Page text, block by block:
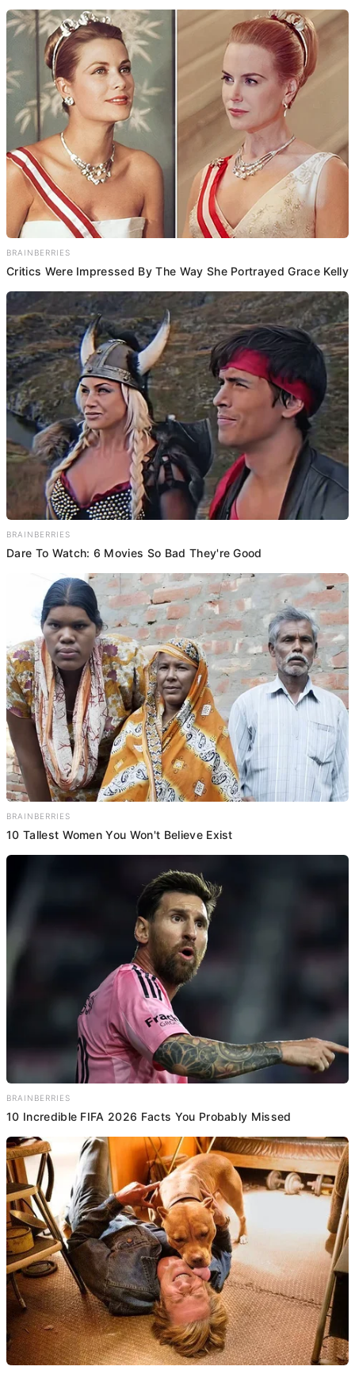
BRAINBERRIES
Critics Were Impressed By The Way She Portrayed Grace Kelly
BRAINBERRIES
Dare To Watch: 6 Movies So Bad They're Good
BRAINBERRIES
10 Tallest Women You Won't Believe Exist
BRAINBERRIES
10 Incredible FIFA 2026 Facts You Probably Missed